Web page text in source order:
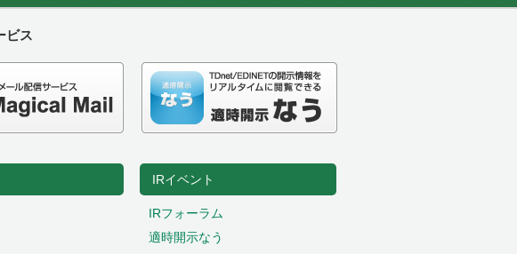
ビス
IRイベント
IRフォーラム
適時開示なう